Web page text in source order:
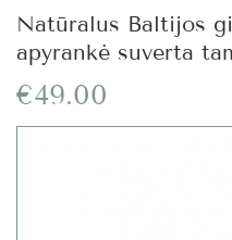
Natūralus Baltijos
apyrankė suverta
€49.00